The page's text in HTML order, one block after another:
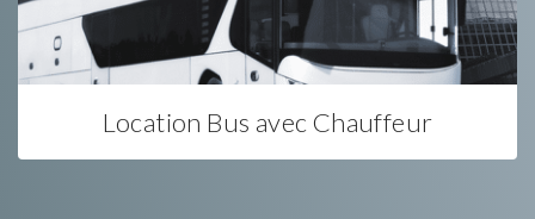
Location Bus avec Chauffeur